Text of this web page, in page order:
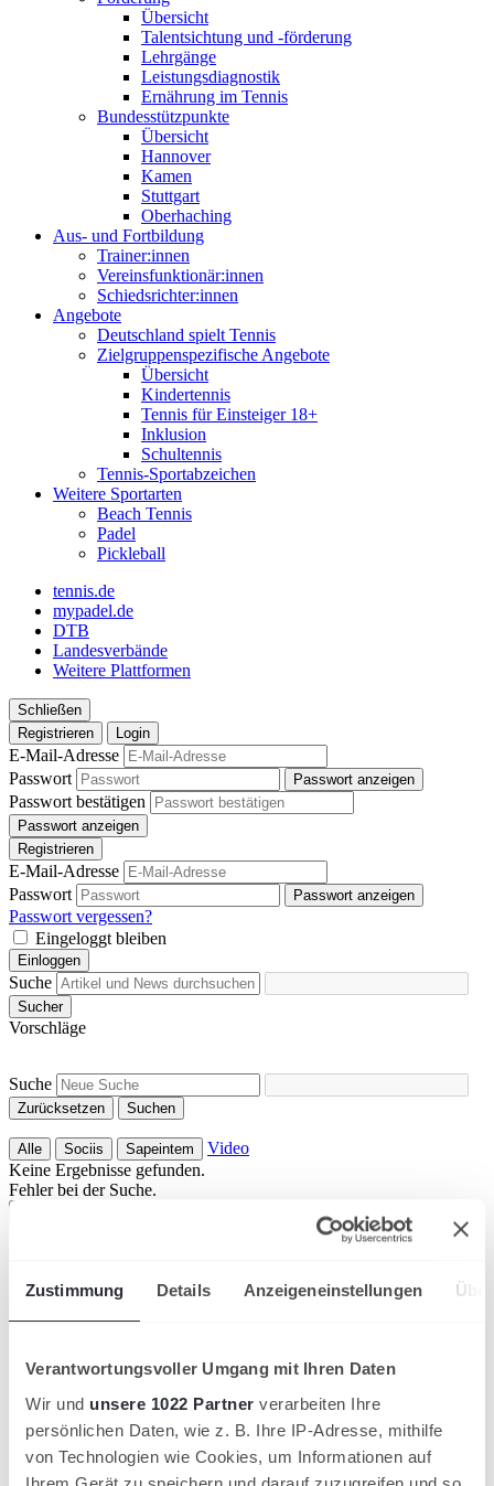
Zustimmung Details Anzeigeneinstellungen
Verantwortungsvoller Umgang mit Ihren Daten
Wir und unsere 1022 Partner verarbeiten Ihre
persönlichen Daten, wie z. B. Ihre IP-Adresse, mithilfe
von Technologien wie Cookies, um Informationen auf
Übersicht
Talentsichtung und -förderung
Lehrgänge
Leistungsdiagnostik
Ernährung im Tennis
Bundesstützpunkte
Übersicht
Hannover
Kamen
Stuttgart
Oberhaching
Aus- und Fortbildung
Trainer:innen
Vereinsfunktionär:innen
Schiedsrichter:innen
Angebote
Deutschland spielt Tennis
Zielgruppenspezifische Angebote
Übersicht
Kindertennis
Tennis für Einsteiger 18+
Inklusion
Schultennis
Tennis-Sportabzeichen
Weitere Sportarten
Beach Tennis
Padel
Pickleball
tennis.de
mypadel.de
DTB
Landesverbände
Weitere Plattformen
Schließen
Registrieren
Login
E-Mail-Adresse
Passwort
Passwort anzeigen
Passwort bestätigen
Passwort anzeigen
Registrieren
E-Mail-Adresse
Passwort
Passwort anzeigen
Passwort vergessen?
Eingeloggt bleiben
Einloggen
Suche
Sucher
Vorschläge
Suche
Zurücksetzen Suchen
Alle Sociis Sapeintem
Video
Keine Ergebnisse gefunden.
Fehler bei der Suche.